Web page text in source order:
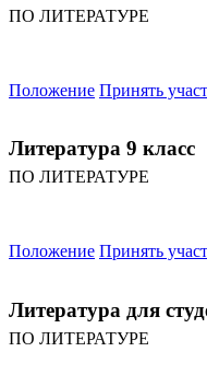
ПО ЛИТЕРАТУРЕ
Положение Принять
Литература 9 класс
ПО ЛИТЕРАТУРЕ
Положение Принять
Литература для
ПО ЛИТЕРАТУРЕ